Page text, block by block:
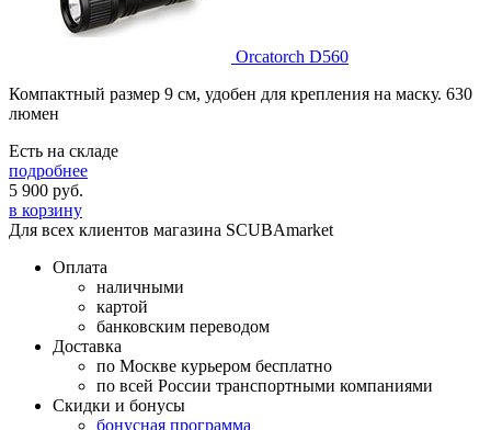
Orcatorch D560
Компактный размер 9 см, удобен для крепления на маску. 630
люмен
Есть на складе
подробнее
5 900 руб.
в корзину
Для всех клиентов магазина SCUBAmarket
Оплата
наличными
картой
банковским переводом
Доставка
по Москве курьером бесплатно
по всей России транспортными компаниями
Скидки и бонусы
бонусная программа